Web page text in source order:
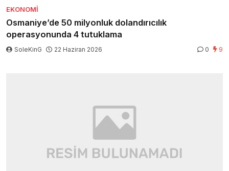
EKONOMI
Osmaniye’de 50 milyonluk dolandırıcılık
operasyonunda 4 tutuklama
SoleKinG 22 Haziran 2026 0 9